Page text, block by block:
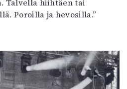
Talvella hiihtäen tai
Poroilla ja hevosilla.”